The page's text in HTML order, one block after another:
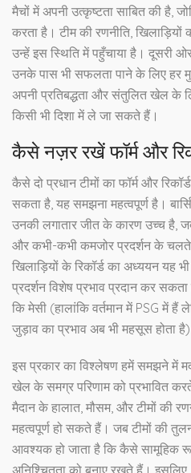
मैचों में अपनी उत्कृष्टता साबित की है,
करता है। टीम की रणनीति,
उन्हें इस स्थिति में पहुँचाया है। दूसरी
उनके पास भी सफलता पाने के लिए हर
अपनी प्रतिबद्धता और संतुलित खेल के
किसी भी दिशा में ले जा सकते हैं।
कैसे नज़र रखें फॉर्म और
कैसे दो प्रधान टीमों का फॉर्म और
सकता है, यह समझना महत्वपूर्ण है।
उनकी लगातार जीत के कारण उच्च है,
और कभी-कभी कमजोर प्रदर्शन के
खिलाड़ियों के रिकॉर्ड का अध्ययन यह
प्रदर्शन विशेष प्रभाव प्रदान कर
कि मेसी (हालांकि वर्तमान में PSG में हैं
जुड़ाव का प्रभाव अब भी महसूस होता
इस प्रकार का विश्लेषण हमें समझने में
खेल के समग्र परिणाम को प्रभावित
मैदान के हालात, मौसम, और टीमों की
महत्वपूर्ण हो सकते हैं। जब टीमों की
आवश्यक हो जाता है कि कैसे सामूहिक